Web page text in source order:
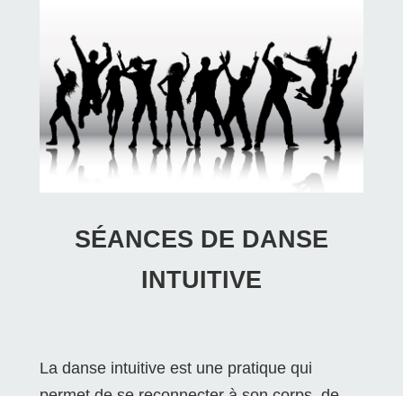
SÉANCES DE DANSE
INTUITIVE
La danse intuitive est une pratique qui